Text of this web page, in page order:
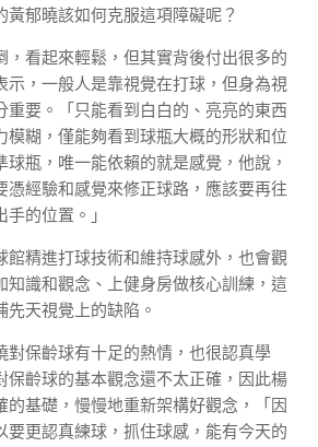
黃郁曉該如何克服這項障礙呢？
，看起來輕鬆，但其實背後付出很多的
示，一般人是靠視覺在打球，但身為視
重要。「只能看到白白的、亮亮的東西
模糊，僅能夠看到球瓶大概的形狀和位
球瓶，唯一能依賴的就是感覺，他說，
憑經驗和感覺來修正球路，應該要再往
的位置。」
館精進打球技術和維持球感外，也會觀
知識和觀念、上健身房做核心訓練，這
天視覺上的缺陷。
對保齡球有十足的熱情，也很認真學
保齡球的基本觀念還不太正確，因此楊
的基礎，慢慢地重新架構好觀念，「因
要更認真練球，抓住球感，能有今天的